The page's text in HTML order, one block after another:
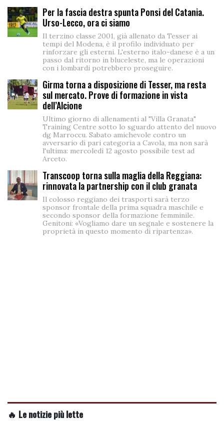
Per la fascia destra spunta Ponsi del Catania.
Urso-Lecco, ora ci siamo
Il terzino classe 2001, già allenato da Tesser ai
tempi del Modena, è il profilo individuato per
rinforzare gli esterni. L'esterno italo-danese è a un
passo dal ritorno in bluceleste, ma le operazioni
con i lombardi potrebbero proseguire.
Girma torna a disposizione di Tesser, ma resta
sul mercato. Prove di formazione in vista
dell’Alcione
Ultimo giorno di allenamenti al "Villa Granata"
Training Centre sotto lo sguardo attento del nuovo
dg Marroccu. Sabato amichevole contro un
avversario di pari categoria a Cavola, ma non sarà
l'ultima: mercoledì 12 agosto possibile test ad
Arceto.
Transcoop torna sulla maglia della Reggiana:
rinnovata la partnership con il club granata
Il colosso reggiano dei trasporti sarà terzo
sponsor frontale della prima squadra maschile e
secondo sponsor della formazione femminile.
Genitoni: «Vogliamo dare un segnale e sostenere la
proprietà in questo momento di ripartenza».
🔥 Le notizie più lette